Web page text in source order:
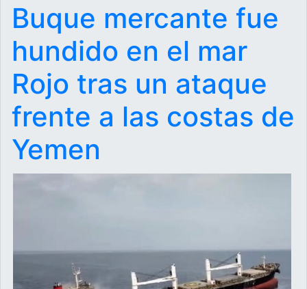
Buque mercante fue
hundido en el mar
Rojo tras un ataque
frente a las costas de
Yemen